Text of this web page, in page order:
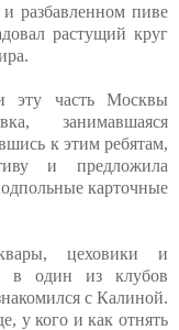
разбавленном пиве
растущий круг
эту часть Москвы
занимавшаяся
к этим ребятам,
и предложила
карточные
цеховики и
в один из клубов
с Калиной.
у кого и как отнять